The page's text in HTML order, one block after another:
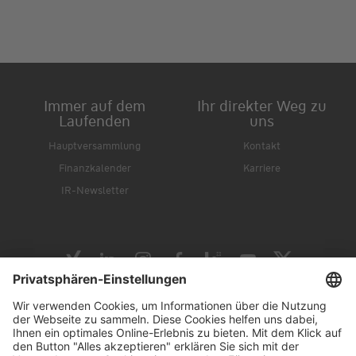
Immer auf dem
Laufenden
Hauptversammlung
Finanzkalender
IR-Newsletter
Ihr direkter Weg zu
uns
Kontakt
Karriere